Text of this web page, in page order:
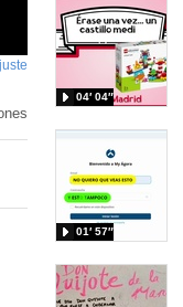
pantalla
04′ 04″
01′ 57″